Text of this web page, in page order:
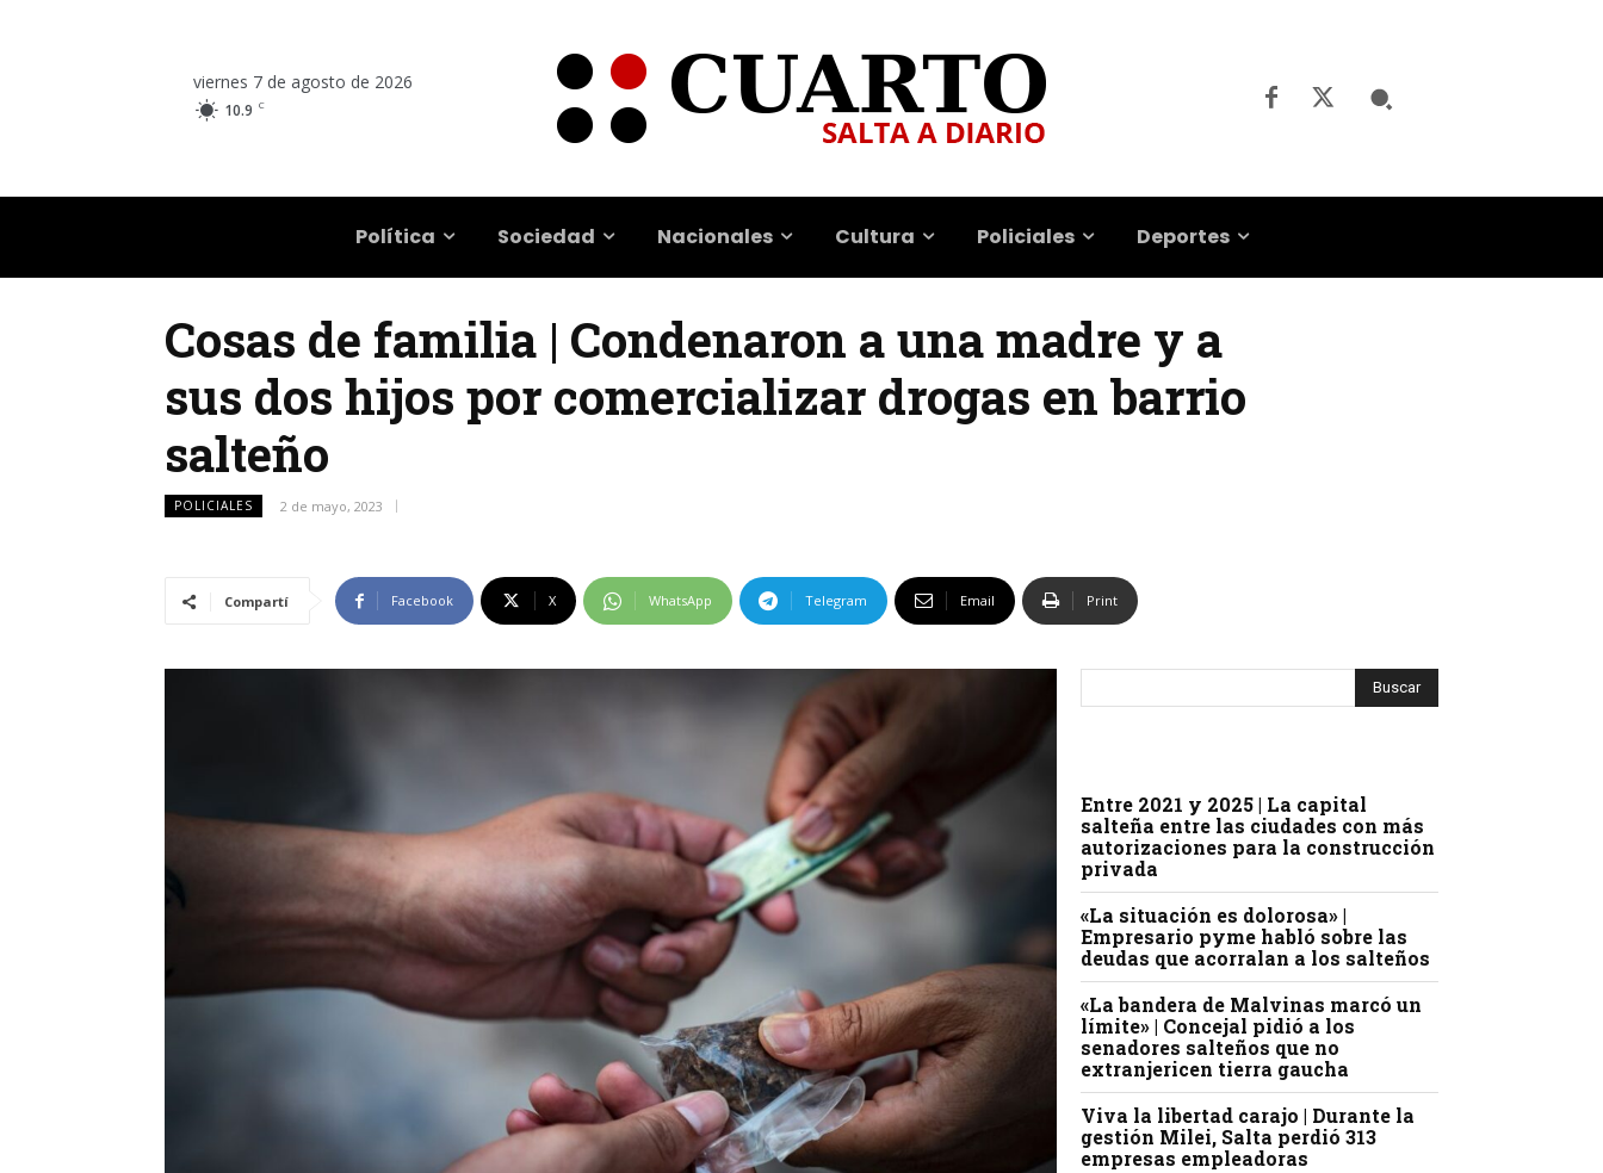
viernes 7 de agosto de 2026
10.9 C
Política Sociedad Nacionales Cultura Policiales Deportes
Cosas de familia | Condenaron a una madre y a
sus dos hijos por comercializar drogas en barrio
salteño
POLICIALES 2 de mayo, 2023
Compartí Facebook X WhatsApp Telegram Email Print
Entre 2021 y 2025 | La capital
salteña entre las ciudades con más
autorizaciones para la construcción
privada
«La situación es dolorosa» |
Empresario pyme habló sobre las
deudas que acorralan a los salteños
«La bandera de Malvinas marcó un
límite» | Concejal pidió a los
senadores salteños que no
extranjericen tierra gaucha
Viva la libertad carajo | Durante la
gestión Milei, Salta perdió 313
empresas empleadoras